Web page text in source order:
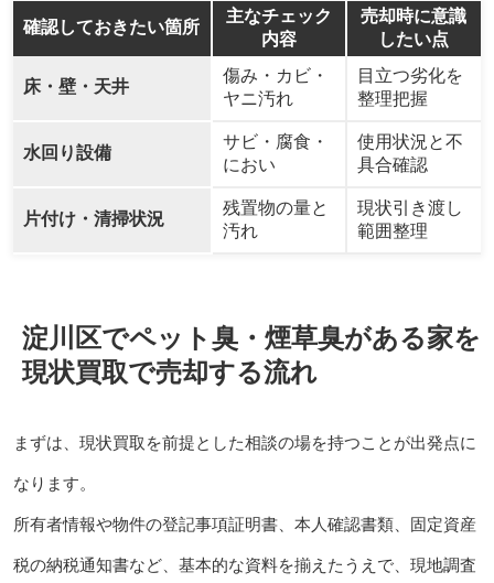
確認しておきたい箇所
主なチェック
内容
売却時に意識
したい点
床・壁・天井
傷み・カビ・
ヤニ汚れ
目立つ劣化を
整理把握
水回り設備
サビ・腐食・
におい
使用状況と不
具合確認
片付け・清掃状況
残置物の量と
汚れ
現状引き渡し
範囲整理
淀川区でペット臭・煙草臭がある家を
現状買取で売却する流れ
まずは、現状買取を前提とした相談の場を持つことが出発点に
なります。
所有者情報や物件の登記事項証明書、本人確認書類、固定資産
税の納税通知書など、基本的な資料を揃えたうえで、現地調査